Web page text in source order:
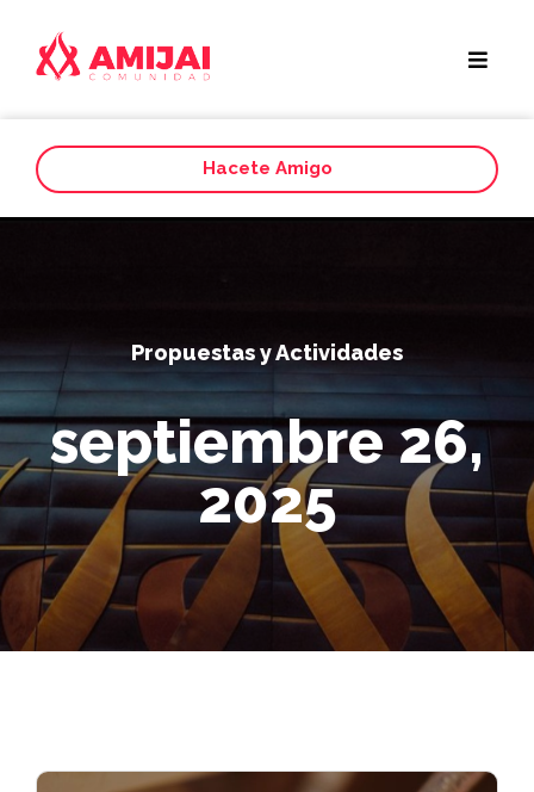
Hacete Amigo
Propuestas y Actividades
septiembre 26,
2025